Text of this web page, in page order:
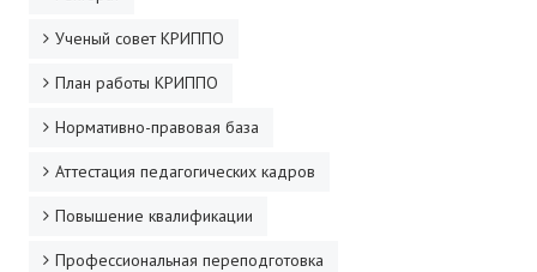
Карта ГИА РК
Советуем прочитать
Готовимся к новому учебному году 2026-2027
Ученый совет КРИППО
План работы КРИППО
Нормативно-правовая база
Аттестация педагогических кадров
Повышение квалификации
Профессиональная переподготовка